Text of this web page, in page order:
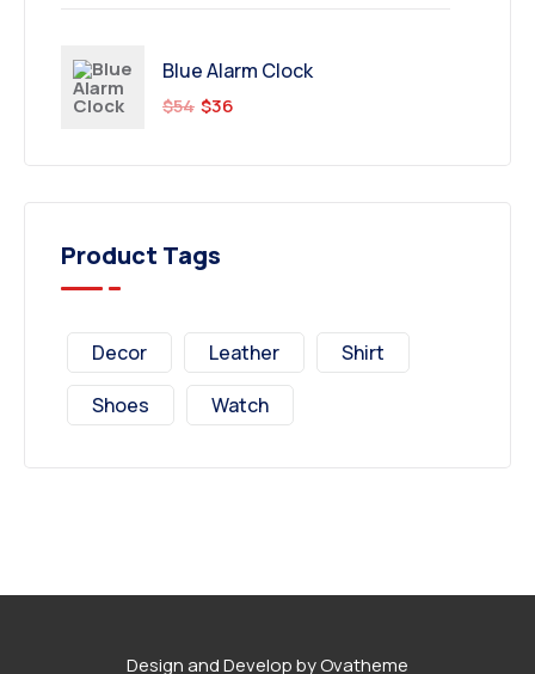
Blue Alarm Clock
$54 $36
Product Tags
Decor Leather
Shirt
Shoes
Watch
Design and Develop by Ovatheme